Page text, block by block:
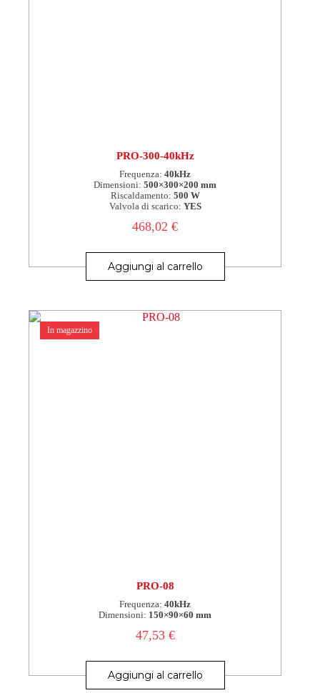
PRO-300-40kHz
Frequenza: 40kHz
Dimensioni: 500×300×200 mm
Riscaldamento: 500 W
Valvola di scarico: YES
468,02€
Aggiungi al carrello
In magazzino
PRO-08
Frequenza: 40kHz
Dimensioni: 150×90×60 mm
47,53 €
Aggiungi al carrello